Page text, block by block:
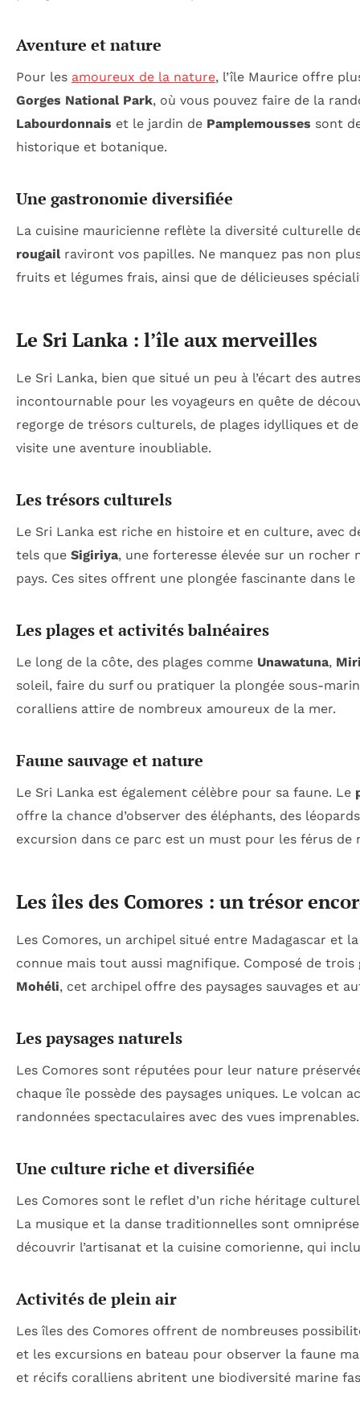
Aventure et nature
Pour les amoureux de la nature, l’île Maurice offre
Gorges National Park, où vous pouvez faire de la
Labourdonnais et le jardin de Pamplemousses sont
historique et botanique.
Une gastronomie diversifiée
La cuisine mauricienne reflète la diversité culturelle
rougailraviront vos papilles. Ne manquez pas non
fruits et légumes frais, ainsi que de délicieuses
Le Sri Lanka : l’île aux merveilles
Le Sri Lanka, bien que situé un peu à l’écart des
incontournable pour les voyageurs en quête de
regorge de trésors culturels, de plages idylliques et
visite une aventure inoubliable.
Les trésors culturels
Le Sri Lanka est riche en histoire et en culture, avec
tels que Sigiriya, une forteresse élevée sur un rocher
pays. Ces sites offrent une plongée fascinante dans le
Les plages et activités balnéaires
Le long de la côte, des plages comme Unawatuna,
soleil, faire du surf ou pratiquer la plongée sous-
coralliens attire de nombreux amoureux de la mer.
Faune sauvage et nature
Le Sri Lanka est également célèbre pour sa faune. Le
offre la chance d’observer des éléphants, des
excursion dans ce parc est un must pour les férus de
Les îles des Comores : un trésor
Les Comores, un archipel situé entre Madagascar et
connue mais tout aussi magnifique. Composé de
Mohéli, cet archipel offre des paysages sauvages et
Les paysages naturels
Les Comores sont réputées pour leur nature
chaque île possède des paysages uniques. Le volcan
randonnées spectaculaires avec des vues imprenables.
Une culture riche et diversifiée
Les Comores sont le reflet d’un riche héritage
La musique et la danse traditionnelles sont
découvrir l’artisanat et la cuisine comorienne, qui
Activités de plein air
Les îles des Comores offrent de nombreuses
et les excursions en bateau pour observer la faune
et récifs coralliens abritent une biodiversité marine